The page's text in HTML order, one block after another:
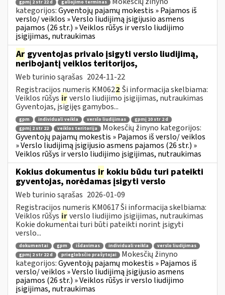
gpmį 2 str 22 d
galiojimo terminas
kategorijos:Gyventojų pajamų mokestis » Pajamos iš
verslo/ veiklos » Verslo liudijimą įsigijusio asmens
pajamos (26 str.) » Veiklos rūšys ir verslo liudijimo
įsigijimas, nutraukimas
Ar gyventojas privalo įsigyti verslo liudijimą,
neribojantį veiklos teritorijos,
Web turinio sąrašas 2024-11-22
Registracijos numeris KM0622 Ši informacija skelbiama:
Veiklos rūšys irverslo liudijimo įsigijimas, nutraukimas
Gyventojas, įsigijęs gamybos...
gpm individuali veikla verslo liudijimas
gpmį 10 str 2 d
gpmį 2 str 22
veiklos teritorija
Mokesčių žinyno kategorijos:
Gyventojų pajamų mokestis » Pajamos iš verslo/ veiklos
» Verslo liudijimą įsigijusio asmens pajamos (26 str.) »
Veiklos rūšys ir verslo liudijimo įsigijimas, nutraukimas
Kokius dokumentus ir kokiu būdu turi pateikti
gyventojas, norėdamas įsigyti verslo
Web turinio sąrašas 2026-01-09
Registracijos numeris KM0617 Ši informacija skelbiama:
Veiklos rūšys irverslo liudijimo įsigijimas, nutraukimas
Kokie dokumentai turi būti pateikti norint įsigyti
verslo...
dokumentai gpm išdavimas individuali veikla
verslo liudijimas
gpmį 2 str 22 d
prieglobsčio prašytojai
Mokesčių žinyno
kategorijos:Gyventojų pajamų mokestis » Pajamos iš
verslo/ veiklos » Verslo liudijimą įsigijusio asmens
pajamos (26 str.) » Veiklos rūšys ir verslo liudijimo
įsigijimas, nutraukimas